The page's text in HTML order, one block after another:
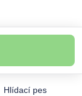
Hlídací pes